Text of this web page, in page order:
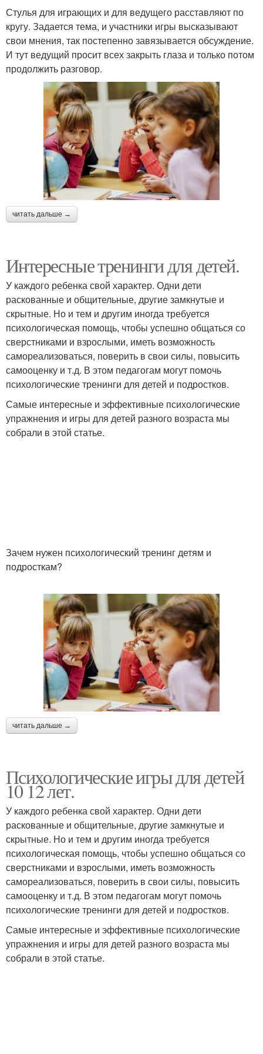
Стулья для играющих и для ведущего расставляют по
кругу. Задается тема, и участники игры высказывают
свои мнения, так постепенно завязывается обсуждение.
И тут ведущий просит всех закрыть глаза и только потом
продолжить разговор.
читать дальше →
Интересные тренинги для детей.
У каждого ребенка свой характер. Одни дети
раскованные и общительные, другие замкнутые и
скрытные. Но и тем и другим иногда требуется
психологическая помощь, чтобы успешно общаться со
сверстниками и взрослыми, иметь возможность
самореализоваться, поверить в свои силы, повысить
самооценку и т.д. В этом педагогам могут помочь
психологические тренинги для детей и подростков.
Самые интересные и эффективные психологические
упражнения и игры для детей разного возраста мы
собрали в этой статье.
Зачем нужен психологический тренинг детям и
подросткам?
читать дальше →
Психологические игры для детей
10 12 лет.
У каждого ребенка свой характер. Одни дети
раскованные и общительные, другие замкнутые и
скрытные. Но и тем и другим иногда требуется
психологическая помощь, чтобы успешно общаться со
сверстниками и взрослыми, иметь возможность
самореализоваться, поверить в свои силы, повысить
самооценку и т.д. В этом педагогам могут помочь
психологические тренинги для детей и подростков.
Самые интересные и эффективные психологические
упражнения и игры для детей разного возраста мы
собрали в этой статье.